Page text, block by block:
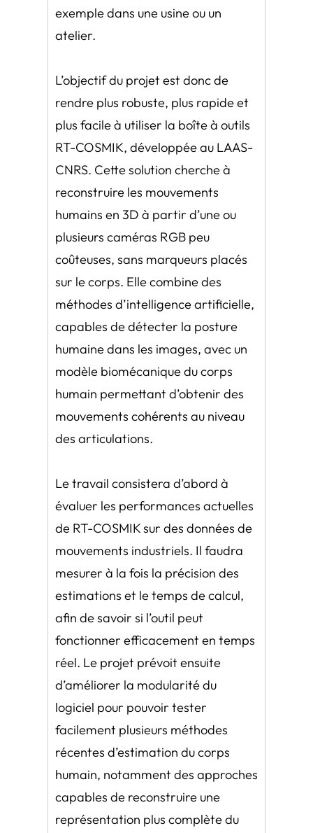
exemple dans une usine ou un
atelier.
L’objectif du projet est donc de
rendre plus robuste, plus rapide et
plus facile à utiliser la boîte à outils
RT-COSMIK, développée au LAAS-
CNRS. Cette solution cherche à
reconstruire les mouvements
humains en 3D à partir d’une ou
plusieurs caméras RGB peu
coûteuses, sans marqueurs placés
sur le corps. Elle combine des
méthodes d’intelligence artificielle,
capables de détecter la posture
humaine dans les images, avec un
modèle biomécanique du corps
humain permettant d’obtenir des
mouvements cohérents au niveau
des articulations.
Le travail consistera d’abord à
évaluer les performances actuelles
de RT-COSMIK sur des données de
mouvements industriels. Il faudra
mesurer à la fois la précision des
estimations et le temps de calcul,
afin de savoir si l’outil peut
fonctionner efficacement en temps
réel. Le projet prévoit ensuite
d’améliorer la modularité du
logiciel pour pouvoir tester
facilement plusieurs méthodes
récentes d’estimation du corps
humain, notamment des approches
capables de reconstruire une
représentation plus complète du